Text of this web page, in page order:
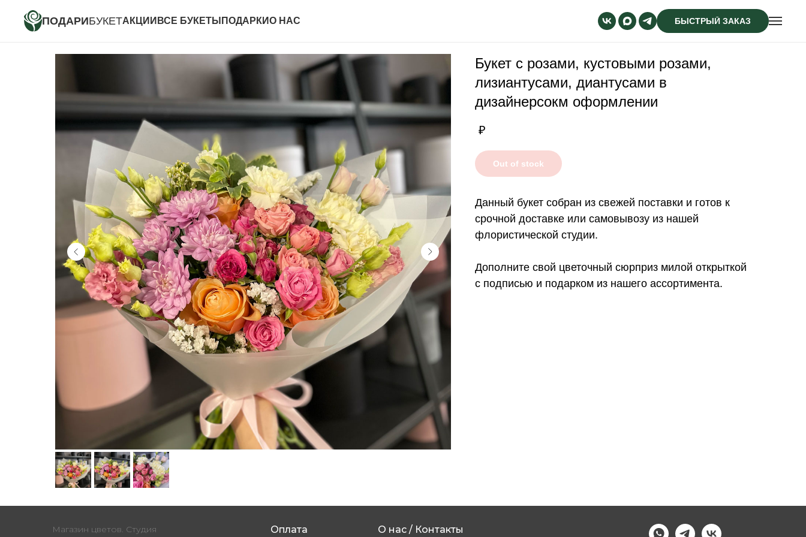
ПОДАРИБУКЕТАКЦИИ ВСЕ БУКЕТЫ ПОДАРКИО НАС БЫСТРЫЙ ЗАКАЗ
Букет с розами, кустовыми розами,
лизиантусами, диантусами в
дизайнерсокм оформлении
₽
Out of stock
Данный букет собран из свежей поставки и готов к
срочной доставке или самовывозу из нашей
флористической студии.
Дополните свой цветочный сюрприз милой открыткой
с подписью и подарком из нашего ассортимента.
Магазин цветов. Студия
Оплата О нас / Контакты